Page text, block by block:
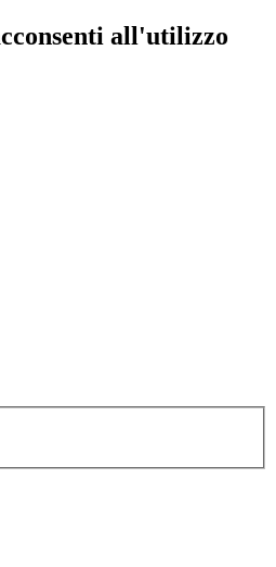
all'utilizzo